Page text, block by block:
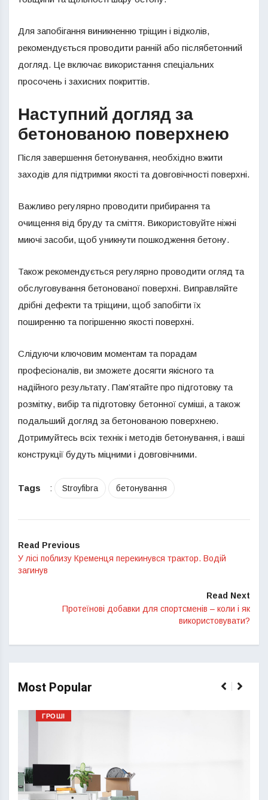
Для запобігання виникненню тріщин і відколів,
рекомендується проводити ранній або післябетонний
догляд. Це включає використання спеціальних
просочень і захисних покриттів.
Наступний догляд за
бетонованою поверхнею
Після завершення бетонування, необхідно вжити
заходів для підтримки якості та довговічності поверхні.
Важливо регулярно проводити прибирання та
очищення від бруду та сміття. Використовуйте ніжні
миючі засоби, щоб уникнути пошкодження бетону.
Також рекомендується регулярно проводити огляд та
обслуговування бетонованої поверхні. Виправляйте
дрібні дефекти та тріщини, щоб запобігти їх
поширенню та погіршенню якості поверхні.
Слідуючи ключовим моментам та порадам
професіоналів, ви зможете досягти якісного та
надійного результату. Пам’ятайте про підготовку та
розмітку, вибір та підготовку бетонної суміші, а також
подальший догляд за бетонованою поверхнею.
Дотримуйтесь всіх технік і методів бетонування, і ваші
конструкції будуть міцними і довговічними.
Tags : Stroyfibra бетонування
Read Previous
У лісі поблизу Кременця перекинувся трактор. Водій
загинув
Read Next
Протеїнові добавки для спортсменів – коли і як
використовувати?
Most Popular
ГРОШІ